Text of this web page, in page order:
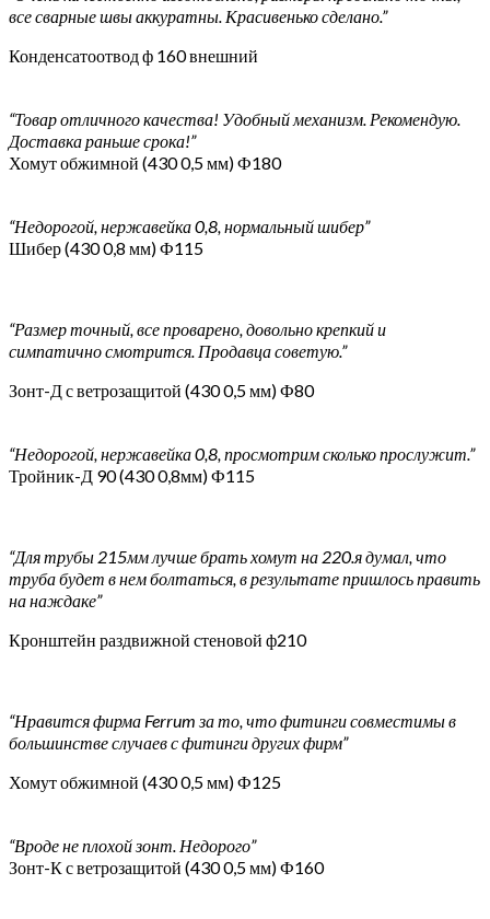
все сварные швы аккуратны. Красивенько сделано.”
Конденсатоотвод ф 160 внешний
“Товар отличного качества! Удобный механизм. Рекомендую.
Доставка раньше срока!”
Хомут обжимной (430 0,5 мм) Ф180
“Недорогой, нержавейка 0,8, нормальный шибер”
Шибер (430 0,8 мм) Ф115
“Размер точный, все проварено, довольно крепкий и
симпатично смотрится. Продавца советую.”
Зонт-Д с ветрозащитой (430 0,5 мм) Ф80
“Недорогой, нержавейка 0,8, просмотрим сколько прослужит.”
Тройник-Д 90 (430 0,8мм) Ф115
“Для трубы 215мм лучше брать хомут на 220.я думал, что
труба будет в нем болтаться, в результате пришлось править
на наждаке”
Кронштейн раздвижной стеновой ф210
“Нравится фирма Ferrum за то, что фитинги совместимы в
большинстве случаев с фитинги других фирм”
Хомут обжимной (430 0,5 мм) Ф125
“Вроде не плохой зонт. Недорого”
Зонт-К с ветрозащитой (430 0,5 мм) Ф160